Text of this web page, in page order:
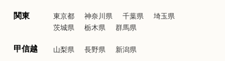
関東 東京都 神奈川県 千葉県
埼玉県
茨城県
栃木県 群馬県
甲信越 山梨県 長野県 新潟県